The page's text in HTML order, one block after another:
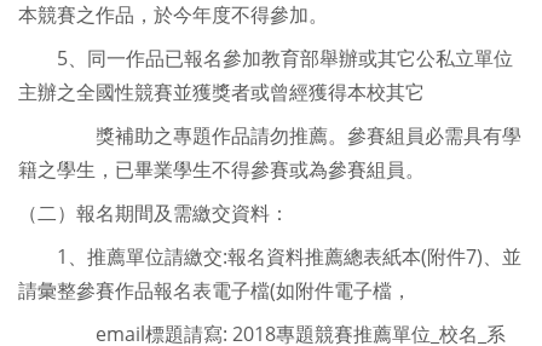
本競賽之作品，於今年度不得參加。
5、同一作品已報名參加教育部舉辦或其它公私立單位
主辦之全國性競賽並獲獎者或曾經獲得本校其它
獎補助之專題作品請勿推薦。參賽組員必需具有學
籍之學生，已畢業學生不得參賽或為參賽組員。
（二）報名期間及需繳交資料：
1、推薦單位請繳交:報名資料推薦總表紙本(附件7)、並
請彙整參賽作品報名表電子檔(如附件電子檔，
email標題請寫: 2018專題競賽推薦單位_校名_系